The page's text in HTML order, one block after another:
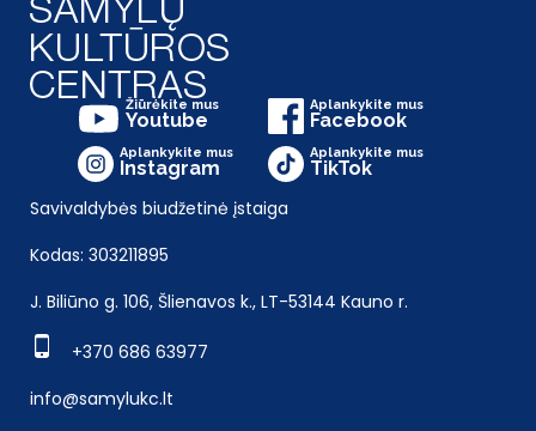
Žiūrėkite mus
Youtube
Aplankykite mus
Facebook
Aplankykite mus
Instagram
Aplankykite mus
TikTok
Savivaldybės biudžetinė įstaiga
Kodas: 303211895
J. Biliūno g. 106, Šlienavos k., LT-53144 Kauno r.
+370 686 63977
info@samylukc.lt